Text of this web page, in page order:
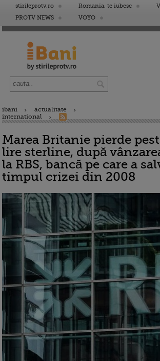
stirileprotv.ro Romania, te iubesc
PROTV NEWS
VOYO
ibani
actualitate
international
Marea Britanie pierde
lire sterline, după
la RBS, bancă pe care a
timpul crizei din 2008